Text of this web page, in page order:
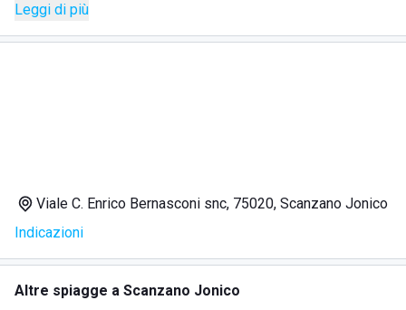
dalla spiaggia si trova la struttura principale con oltre 400
camere e diversi impianti sportivi.
1 campo da basket
1 campo da calcio a cinque e 1 campo da calcio a otto
2 campi da green volley
Sea walking
Leggi di più
Viale C. Enrico Bernasconi snc, 75020, Scanzano Jonico
Indicazioni
Altre spiagge a Scanzano Jonico